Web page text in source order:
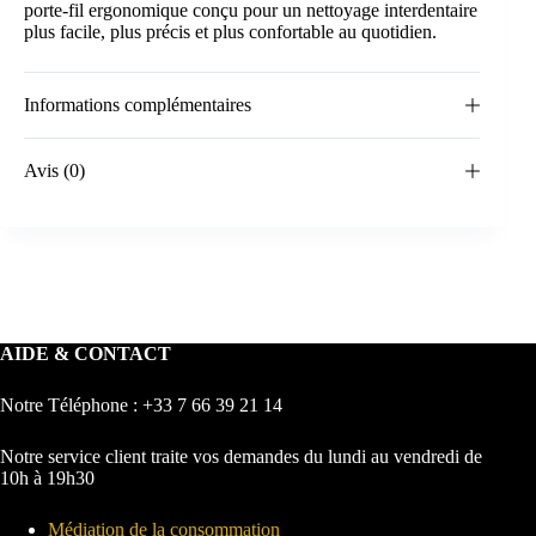
porte-fil ergonomique conçu pour un nettoyage interdentaire
plus facile, plus précis et plus confortable au quotidien.
Informations complémentaires
Avis (0)
AIDE & CONTACT
Notre Téléphone : +33 7 66 39 21 14
Notre service client traite vos demandes du lundi au vendredi de
10h à 19h30
Médiation de la consommation